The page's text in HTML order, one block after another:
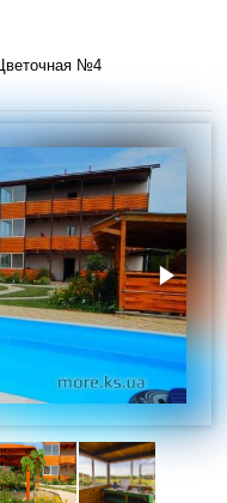
№4